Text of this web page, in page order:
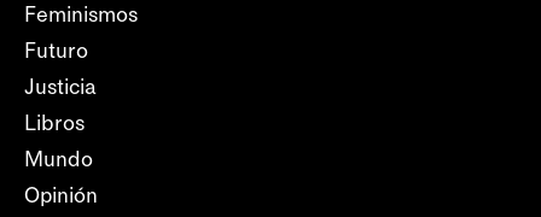
Feminismos
Futuro
Justicia
Libros
Mundo
Opinión